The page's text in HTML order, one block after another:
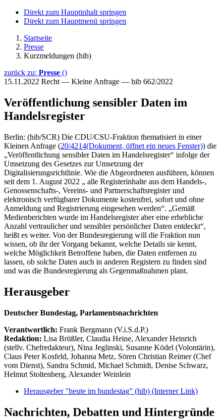
Direkt zum Hauptinhalt springen
Direkt zum Hauptmenü springen
Startseite
Presse
Kurzmeldungen (hib)
zurück zu: Presse ()
15.11.2022 Recht — Kleine Anfrage — hib 662/2022
Veröffentlichung sensibler Daten im
Handelsregister
Berlin: (hib/SCR) Die CDU/CSU-Fraktion thematisiert in einer
Kleinen Anfrage (20/4214(Dokument, öffnet ein neues Fenster)) die
„Veröffentlichung sensibler Daten im Handelsregister“ infolge der
Umsetzung des Gesetzes zur Umsetzung der
Digitalisierungsrichtlinie. Wie die Abgeordneten ausführen, können
seit dem 1. August 2022 „ alle Registerinhalte aus dem Handels-,
Genossenschafts-, Vereins- und Partnerschaftsregister und
elektronisch verfügbarer Dokumente kostenfrei, sofort und ohne
Anmeldung und Registrierung eingesehen werden“. „Gemäß
Medienberichten wurde im Handelsregister aber eine erhebliche
Anzahl vertraulicher und sensibler persönlicher Daten entdeckt“,
heißt es weiter. Von der Bundesregierung will die Fraktion nun
wissen, ob ihr der Vorgang bekannt, welche Details sie kennt,
welche Möglichkeit Betroffene haben, die Daten entfernen zu
lassen, ob solche Daten auch in anderen Registern zu finden sind
und was die Bundesregierung als Gegenmaßnahmen plant.
Herausgeber
Deutscher Bundestag, Parlamentsnachrichten
Verantwortlich: Frank Bergmann (V.i.S.d.P.)
Redaktion: Lisa Brüßler, Claudia Heine, Alexander Heinrich
(stellv. Chefredakteur), Nina Jeglinski, Susanne Ködel (Volontärin),
Claus Peter Kosfeld, Johanna Metz, Sören Christian Reimer (Chef
vom Dienst), Sandra Schmid, Michael Schmidt, Denise Schwarz,
Helmut Stoltenberg, Alexander Weinlein
Herausgeber "heute im bundestag" (hib) (Interner Link)
Nachrichten, Debatten und Hintergründe